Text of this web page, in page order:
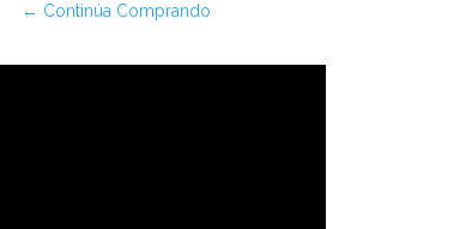
← Continúa Comprando